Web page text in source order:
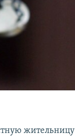
жительницу